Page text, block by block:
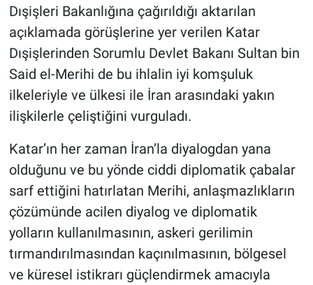
Dışişleri Bakanlığına çağırıldığı aktarılan
açıklamada görüşlerine yer verilen Katar
Dışişlerinden Sorumlu Devlet Bakanı Sultan bin
Said el-Merihi de bu ihlalin iyi komşuluk
ilkeleriyle ve ülkesi ile İran arasındaki yakın
ilişkilerle çeliştiğini vurguladı.
Katar’ın her zaman İran’la diyalogdan yana
olduğunu ve bu yönde ciddi diplomatik çabalar
sarf ettiğini hatırlatan Merihi, anlaşmazlıkların
çözümünde acilen diyalog ve diplomatik
yolların kullanılmasının, askeri gerilimin
tırmandırılmasından kaçınılmasının, bölgesel
ve küresel istikrarı güçlendirmek amacıyla